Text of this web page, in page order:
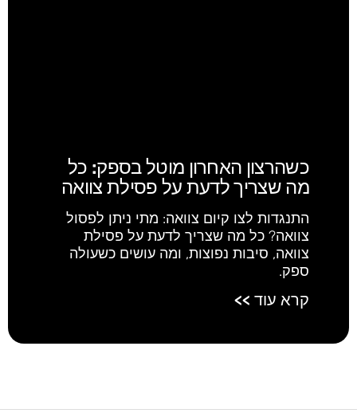
כשהרצון האחרון מוטל בספק: כל
מה שצריך לדעת על פסילת צוואה
התנגדות לצו קיום צוואה: מתי ניתן לפסול
צוואה? כל מה שצריך לדעת על פסילת
צוואה, סיבות נפוצות, ומה עושים כשעולה
ספק.
קרא עוד >>